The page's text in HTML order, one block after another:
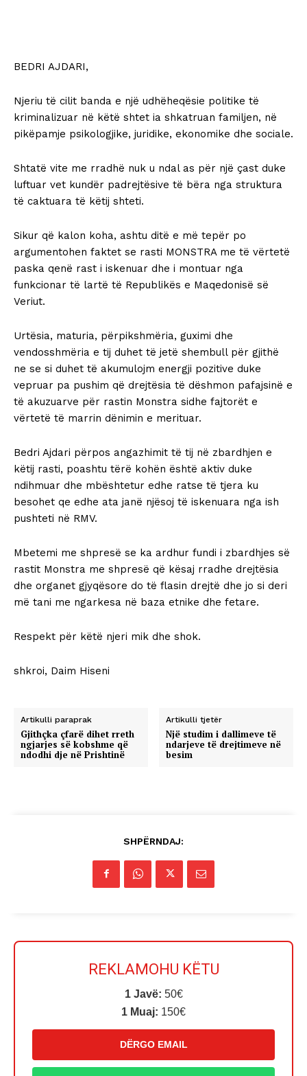
BEDRI AJDARI,
Njeriu të cilit banda e një udhëheqësie politike të
kriminalizuar në këtë shtet ia shkatruan familjen, në
pikëpamje psikologjike, juridike, ekonomike dhe sociale.
Shtatë vite me rradhë nuk u ndal as për një çast duke
luftuar vet kundër padrejtësive të bëra nga struktura
të caktuara të këtij shteti.
Sikur që kalon koha, ashtu ditë e më tepër po
argumentohen faktet se rasti MONSTRA me të vërtetë
paska qenë rast i iskenuar dhe i montuar nga
funkcionar të lartë të Republikës e Maqedonisë së
Veriut.
Urtësia, maturia, përpikshmëria, guximi dhe
vendosshmëria e tij duhet të jetë shembull për gjithë
ne se si duhet të akumulojm energji pozitive duke
vepruar pa pushim që drejtësia të dëshmon pafajsinë e
të akuzuarve për rastin Monstra sidhe fajtorët e
vërtetë të marrin dënimin e merituar.
Bedri Ajdari përpos angazhimit të tij në zbardhjen e
këtij rasti, poashtu tërë kohën është aktiv duke
ndihmuar dhe mbështetur edhe ratse të tjera ku
besohet qe edhe ata janë njësoj të iskenuara nga ish
pushteti në RMV.
Mbetemi me shpresë se ka ardhur fundi i zbardhjes së
rastit Monstra me shpresë që kësaj rradhe drejtësia
dhe organet gjyqësore do të flasin drejtë dhe jo si deri
më tani me ngarkesa në baza etnike dhe fetare.
Respekt për këtë njeri mik dhe shok.
shkroi, Daim Hiseni
Artikulli paraprak
Gjithçka çfarë dihet rreth
ngjarjes së kobshme që
ndodhi dje në Prishtinë
Artikulli tjetër
Një studim i dallimeve të
ndarjeve të drejtimeve në
besim
SHPËRNDAJ:
REKLAMOHU KËTU
1 Javë: 50€
1 Muaj: 150€
DËRGO EMAIL